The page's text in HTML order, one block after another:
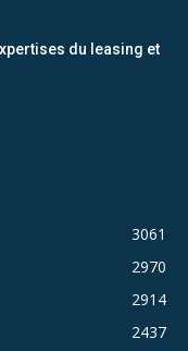
du leasing et
3061
2970
2914
2437